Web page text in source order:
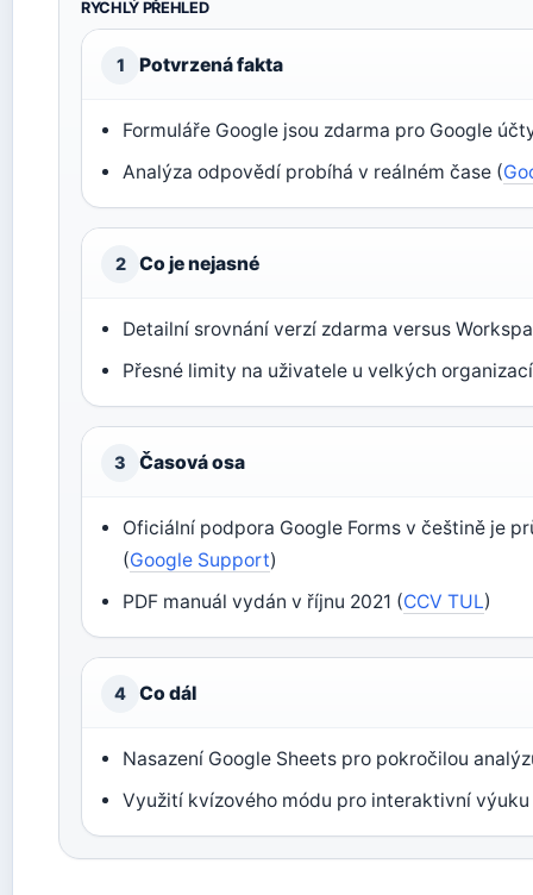
RYCHLÝ PŘEHLED
1 Potvrzená fakta
Formuláře Google jsou zdarma pro Google
Analýza odpovědí probíhá v reálném čase (
2 Co je nejasné
Detailní srovnání verzí zdarma versus
Přesné limity na uživatele u velkých organizací
3 Časová osa
Oficiální podpora Google Forms v češtině je
(Google Support)
PDF manuál vydán v říjnu 2021 (CCV TUL)
4 Co dál
Nasazení Google Sheets pro pokročilou
Využití kvízového módu pro interaktivní výuku